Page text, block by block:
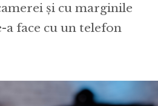
și cu marginile
a face cu un telefon